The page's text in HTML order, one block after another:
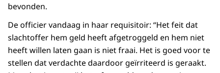
bevonden.
De officier vandaag in haar requisitoir: “Het feit dat
slachtoffer hem geld heeft afgetroggeld en hem niet
heeft willen laten gaan is niet fraai. Het is goed voor te
stellen dat verdachte daardoor geïrriteerd is geraakt.